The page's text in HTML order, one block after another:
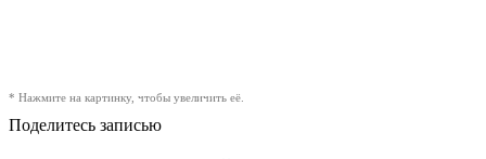
* Нажмите на картинку, чтобы увеличить её.
Поделитесь записью